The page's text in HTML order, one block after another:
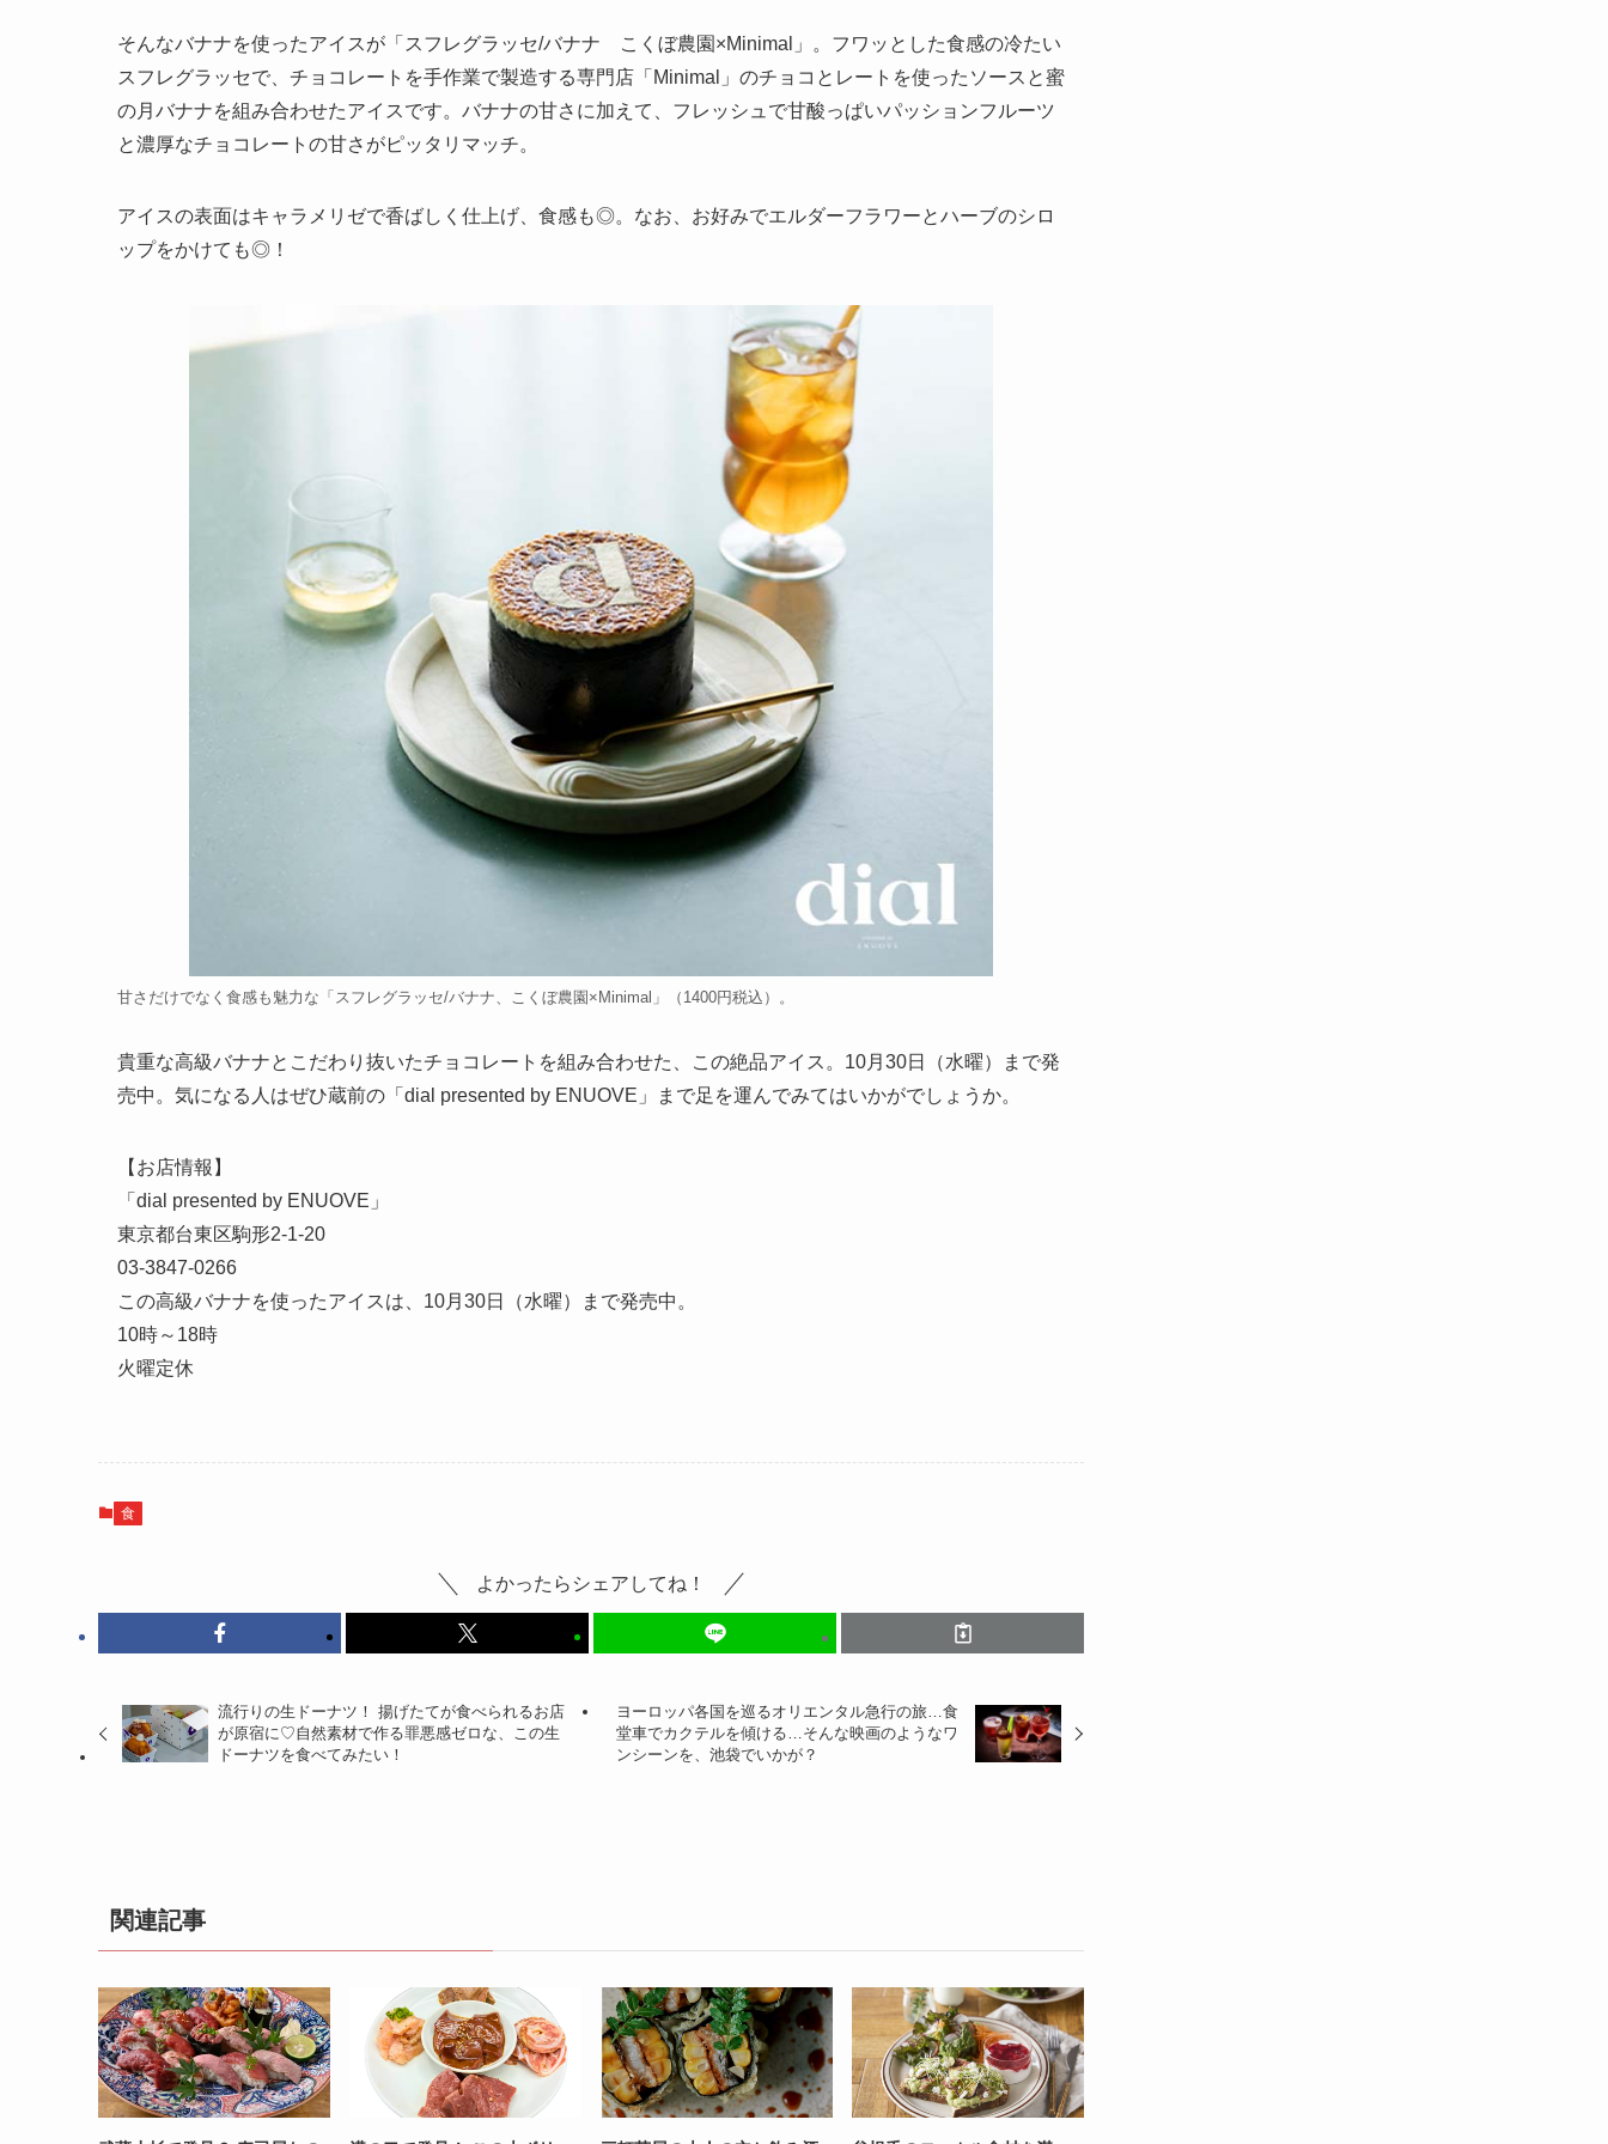
そんなバナナを使ったアイスが「スフレグラッセ/バナナ こくぼ農園×Minimal」。フワッとした食感の冷たい
スフレグラッセで、チョコレートを手作業で製造する専門店「Minimal」のチョコとレートを使ったソースと蜜
の月バナナを組み合わせたアイスです。バナナの甘さに加えて、フレッシュで甘酸っぱいパッションフルーツ
と濃厚なチョコレートの甘さがピッタリマッチ。
アイスの表面はキャラメリゼで香ばしく仕上げ、食感も◎。なお、お好みでエルダーフラワーとハーブのシロ
ップをかけても◎！
甘さだけでなく食感も魅力な「スフレグラッセ/バナナ、こくぼ農園×Minimal」（1400円税込）。
貴重な高級バナナとこだわり抜いたチョコレートを組み合わせた、この絶品アイス。10月30日（水曜）まで発
売中。気になる人はぜひ蔵前の「dial presented by ENUOVE」まで足を運んでみてはいかがでしょうか。
【お店情報】
「dial presented by ENUOVE」
東京都台東区駒形2-1-20
03-3847-0266
この高級バナナを使ったアイスは、10月30日（水曜）まで発売中。
10時～18時
火曜定休
食
よかったらシェアしてね！
流行りの生ドーナツ！ 揚げたてが食べられるお店
が原宿に♡自然素材で作る罪悪感ゼロな、この生
ドーナツを食べてみたい！
ヨーロッパ各国を巡るオリエンタル急行の旅…食
堂車でカクテルを傾ける…そんな映画のようなワ
ンシーンを、池袋でいかが？
関連記事